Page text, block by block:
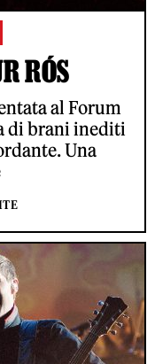
RÓS
al Forum
di brani inediti
Una